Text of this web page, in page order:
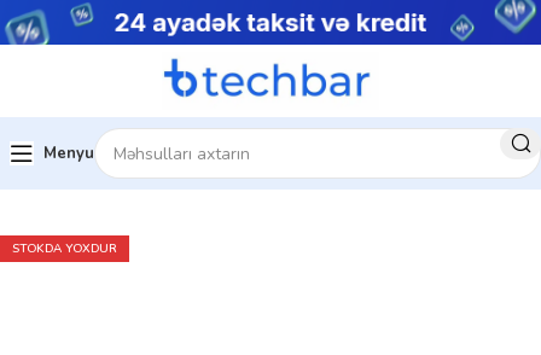
Menyu
Ev Çap avadanlıqları Skanerlər
STOKDA YOXDUR